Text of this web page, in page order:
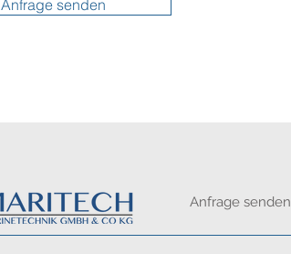
Anfrage senden
Anfrage senden